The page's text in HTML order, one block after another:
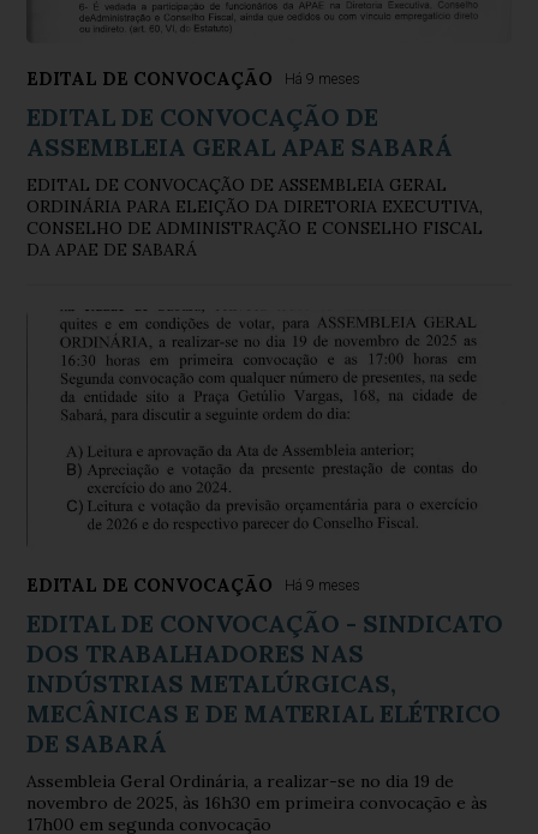
EDITAL DE CONVOCAÇÃO Há 9 meses
EDITAL DE CONVOCAÇÃO DE
ASSEMBLEIA GERAL APAE SABARÁ
EDITAL DE CONVOCAÇÃO DE ASSEMBLEIA GERAL
ORDINÁRIA PARA ELEIÇÃO DA DIRETORIA EXECUTIVA,
CONSELHO DE ADMINISTRAÇÃO E CONSELHO FISCAL
DA APAE DE SABARÁ
EDITAL DE CONVOCAÇÃO Há 9 meses
EDITAL DE CONVOCAÇÃO - SINDICATO
DOS TRABALHADORES NAS
INDÚSTRIAS METALÚRGICAS,
MECÂNICAS E DE MATERIAL ELÉTRICO
DE SABARÁ
Assembleia Geral Ordinária, a realizar-se no dia 19 de
novembro de 2025, às 16h30 em primeira convocação e às
17h00 em segunda convocação